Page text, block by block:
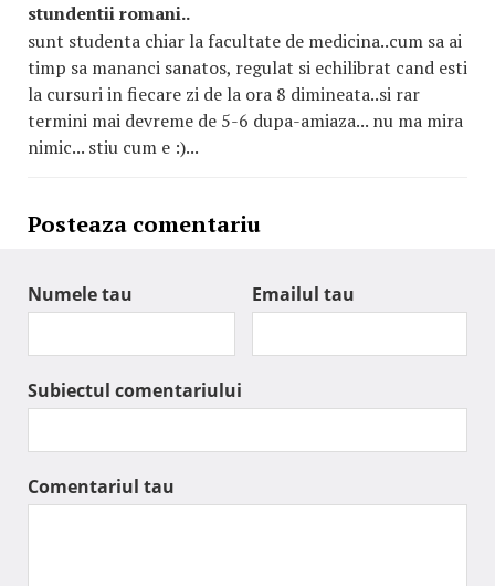
stundentii romani..
sunt studenta chiar la facultate de medicina..cum sa ai
timp sa mananci sanatos, regulat si echilibrat cand esti
la cursuri in fiecare zi de la ora 8 dimineata..si rar
termini mai devreme de 5-6 dupa-amiaza... nu ma mira
nimic... stiu cum e :)...
Posteaza comentariu
Numele tau Emailul tau
Subiectul comentariului
Comentariul tau